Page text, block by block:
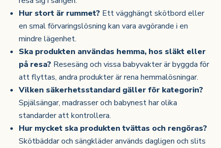
Hur stort är rummet? Ett vägghängt skötbord eller
en smal förvaringslösning kan vara avgörande i en
mindre lägenhet.
Ska produkten användas hemma, hos släkt eller
på resa? Resesäng och vissa babyvakter är byggda för
att flyttas, andra produkter är rena hemmalösningar.
Vilken säkerhetsstandard gäller för kategorin?
Spjälsängar, madrasser och babynest har olika
standarder att kontrollera.
Hur mycket ska produkten tvättas och rengöras?
Skötbäddar och sängkläder används dagligen och slits